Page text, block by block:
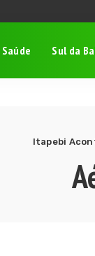
Saúde Sul da
Itapebi